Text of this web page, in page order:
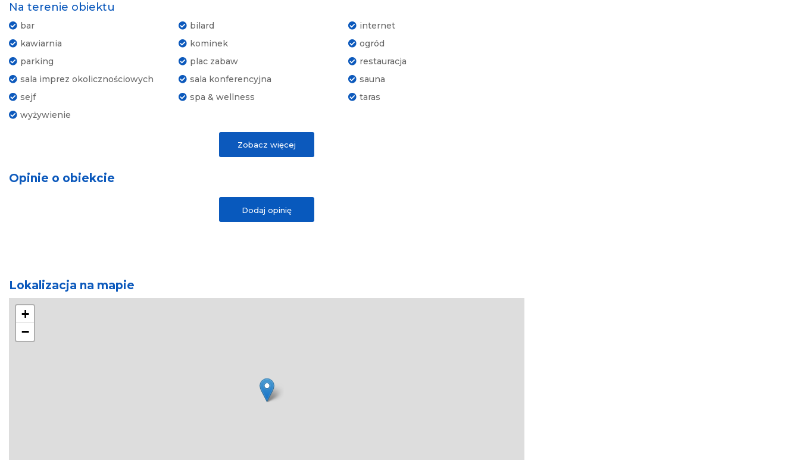
Na terenie obiektu
bar bilard
internet
kawiarnia
kominek
ogród
parking
plac zabaw
restauracja
sala imprez okolicznościowych
sala konferencyjna
sauna
sejf
spa & wellness
taras
wyżywienie
lodówka
Zobacz więcej
Opinie o obiekcie
Dodaj opinię
Lokalizacja na mapie
+
−